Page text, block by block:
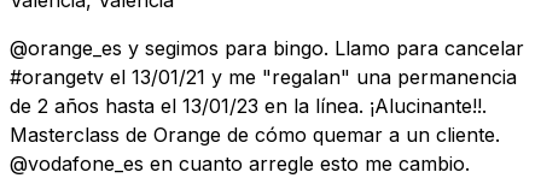
@orange_es y segimos para bingo. Llamo para cancelar
#orangetv el 13/01/21 y me "regalan" una permanencia
de 2 años hasta el 13/01/23 en la línea. ¡Alucinante!!.
Masterclass de Orange de cómo quemar a un cliente.
@vodafone_es en cuanto arregle esto me cambio.